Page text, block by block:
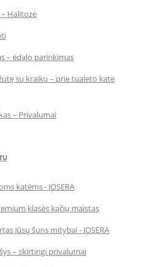
Halitozė
– ėdalo parinkimas
su kraiku – prie tualeto katę
– Privalumai
katėms - JOSERA
klasės kačių maistas
Jūsų šuns mitybai - JOSERA
– skirtingi privalumai